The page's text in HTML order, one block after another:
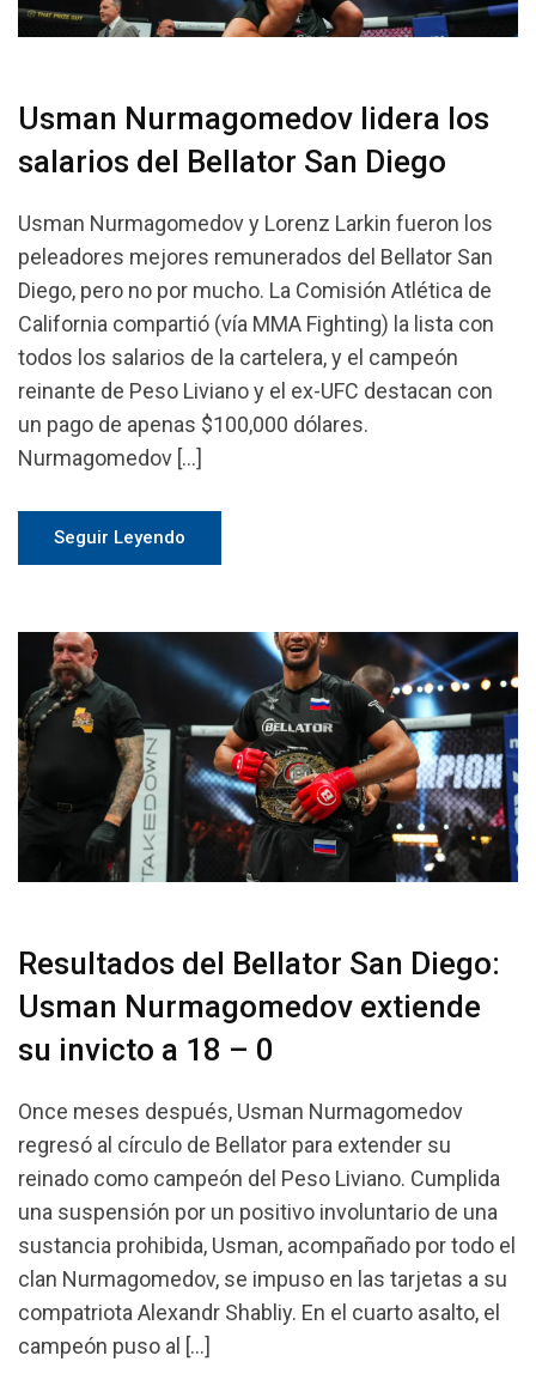
Usman Nurmagomedov lidera los
salarios del Bellator San Diego
Usman Nurmagomedov y Lorenz Larkin fueron los
peleadores mejores remunerados del Bellator San
Diego, pero no por mucho. La Comisión Atlética de
California compartió (vía MMA Fighting) la lista con
todos los salarios de la cartelera, y el campeón
reinante de Peso Liviano y el ex-UFC destacan con
un pago de apenas $100,000 dólares.
Nurmagomedov […]
Seguir Leyendo
Resultados del Bellator San Diego:
Usman Nurmagomedov extiende
su invicto a 18 – 0
Once meses después, Usman Nurmagomedov
regresó al círculo de Bellator para extender su
reinado como campeón del Peso Liviano. Cumplida
una suspensión por un positivo involuntario de una
sustancia prohibida, Usman, acompañado por todo el
clan Nurmagomedov, se impuso en las tarjetas a su
compatriota Alexandr Shabliy. En el cuarto asalto, el
campeón puso al […]